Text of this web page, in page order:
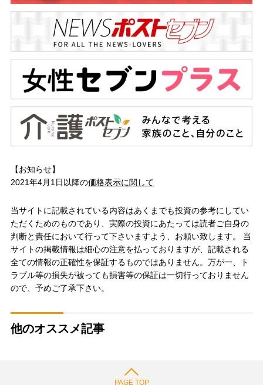
【お知らせ】
2021年4月1日以降の価格表示に関して
当サイトに記載されている内容はあくまでも投資の参考にしてい
ただくためのものであり、実際の投資にあたっては読者ご自身の
判断と責任において行って下さいますよう、お願い致します。 当
サイトの掲載情報は細心の注意を払っておりますが、記載される
全ての情報の正確性を保証するものではありません。万が一、ト
ラブル等の損失が被っても損害等の保証は一切行っておりません
ので、予めご了承下さい。
他のオススメ記事
PAGE TOP